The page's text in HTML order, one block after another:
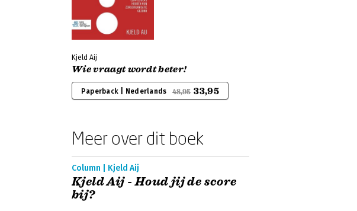
Kjeld Aij
Wie vraagt wordt beter!
Paperback | Nederlands 48,95 33,95
Meer over dit boek
Column | Kjeld Aij
Kjeld Aij - Houd jij de score
bij?